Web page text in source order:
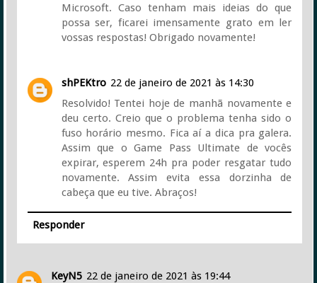
Microsoft. Caso tenham mais ideias do que
possa ser, ficarei imensamente grato em ler
vossas respostas! Obrigado novamente!
shPEKtro 22 de janeiro de 2021 às 14:30
Resolvido! Tentei hoje de manhã novamente e
deu certo. Creio que o problema tenha sido o
fuso horário mesmo. Fica aí a dica pra galera.
Assim que o Game Pass Ultimate de vocês
expirar, esperem 24h pra poder resgatar tudo
novamente. Assim evita essa dorzinha de
cabeça que eu tive. Abraços!
Responder
KeyN5 22 de janeiro de 2021 às 19:44